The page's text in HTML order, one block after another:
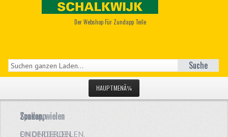
Der Webshop Für Zundapp Teile
Suche
HAUPTMENÃ¼
Zundapp
ONDERDELEN.
Spaken, wielen
EN ONDERDELEN.
EN REPARATIE
ONDERDELEN.